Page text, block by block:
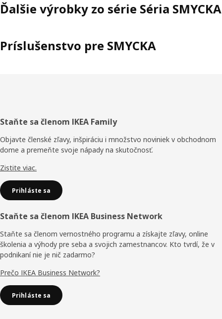
Ďalšie výrobky zo série Séria SMYCKA
Príslušenstvo pre SMYCKA
Päta
stránky
Staňte sa členom IKEA Family
Objavte členské zľavy, inšpiráciu i množstvo noviniek v obchodnom
dome a premeňte svoje nápady na skutočnosť.
Zistite viac.
Prihláste sa
Staňte sa členom IKEA Business Network
Staňte sa členom vernostného programu a získajte zľavy, online
školenia a výhody pre seba a svojich zamestnancov. Kto tvrdí, že v
podnikaní nie je nič zadarmo?
Prečo IKEA Business Network?
Prihláste sa